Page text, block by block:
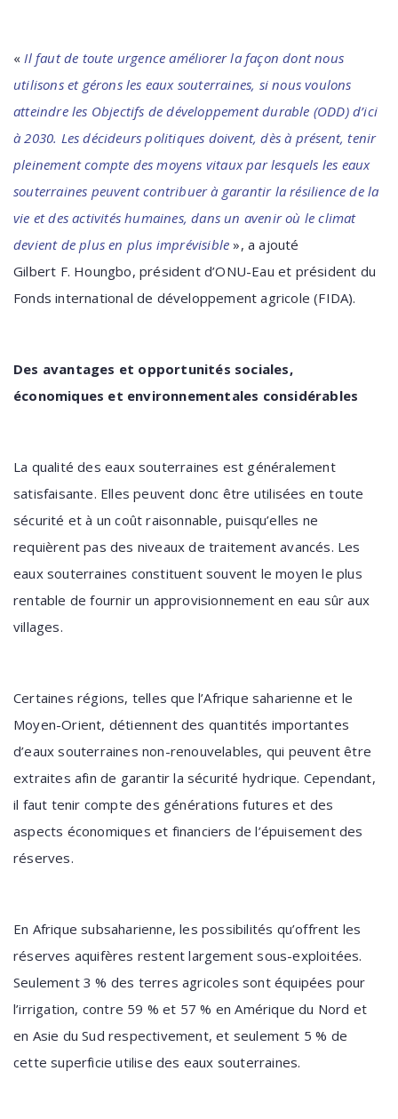
«Il faut de toute urgence améliorer la façon dont nous
utilisons et gérons les eaux souterraines, si nous voulons
atteindre les Objectifs de développement durable (ODD) d’ici
à 2030. Les décideurs politiques doivent, dès à présent, tenir
pleinement compte des moyens vitaux par lesquels les eaux
souterraines peuvent contribuer à garantir la résilience de la
vie et des activités humaines, dans un avenir où le climat
devient de plus en plus imprévisible», a ajouté
Gilbert F. Houngbo, président d’ONU-Eau et président du
Fonds international de développement agricole (FIDA).
Des avantages et opportunités sociales,
économiques et environnementales considérables
La qualité des eaux souterraines est généralement
satisfaisante. Elles peuvent donc être utilisées en toute
sécurité et à un coût raisonnable, puisqu’elles ne
requièrent pas des niveaux de traitement avancés. Les
eaux souterraines constituent souvent le moyen le plus
rentable de fournir un approvisionnement en eau sûr aux
villages.
Certaines régions, telles que l’Afrique saharienne et le
Moyen-Orient, détiennent des quantités importantes
d’eaux souterraines non-renouvelables, qui peuvent être
extraites afin de garantir la sécurité hydrique. Cependant,
il faut tenir compte des générations futures et des
aspects économiques et financiers de l’épuisement des
réserves.
En Afrique subsaharienne, les possibilités qu’offrent les
réserves aquifères restent largement sous-exploitées.
Seulement 3 % des terres agricoles sont équipées pour
l’irrigation, contre 59 % et 57 % en Amérique du Nord et
en Asie du Sud respectivement, et seulement 5 % de
cette superficie utilise des eaux souterraines.